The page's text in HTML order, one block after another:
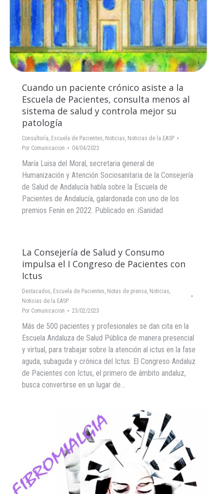
Cuando un paciente crónico asiste a la
Escuela de Pacientes, consulta menos al
sistema de salud y controla mejor su
patología
Consultoría, Escuela de Pacientes, Noticias, Noticias de la EASP
Por Comunicacion 04/04/2023
María Luisa del Moral, secretaria general de
Humanización y Atención Sociosanitaria de la Consejería
de Salud de Andalucía habla sobre la Escuela de
Pacientes de Andalucía, galardonada con uno de los
premios Fenin en 2022. Publicado en: iSanidad
La Consejería de Salud y Consumo
impulsa el I Congreso de Pacientes con
Ictus
Destacados, Escuela de Pacientes, Notas de prensa, Noticias,
Noticias de la EASP
Por Comunicacion 23/02/2023
Más de 500 pacientes y profesionales se dan cita en la
Escuela Andaluza de Salud Pública de manera presencial
y virtual, para trabajar sobre la atención al ictus en la fase
aguda, subaguda y crónica del Ictus. El Congreso Andaluz
de Pacientes con Ictus, el primero de ámbito andaluz,
busca convertirse en un lugar de…